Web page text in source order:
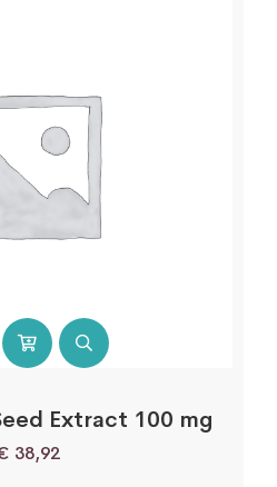
Extract 100 mg
38,92